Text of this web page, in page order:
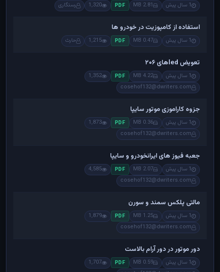
1 سال پیش 2.81 MB
PDF
1,320 رستگاری
استفاده از کامپوزیت در خودرو ها
1 سال پیش 0.47 MB
PDF
1,215 حارث
تعویض ledهای ۲۰۶
1 سال پیش 4.22 MB
PDF
1,352
cosehof132@dwriters.com
جزوه کاراموزی موتور سایپا
1 سال پیش 0.36 MB
PDF
1,873
cosehof132@dwriters.com
جعبه فیوز های ایرانخودرو و سایپا
1 سال پیش 2.07 MB
PDF
4,585
cosehof132@dwriters.com
مالتی پلکس سمند و سورن
1 سال پیش 1.25 MB
PDF
1,879
cosehof132@dwriters.com
دور موتور در دور آرام بالاست
1 سال پیش 0.59 MB
PDF
1,707